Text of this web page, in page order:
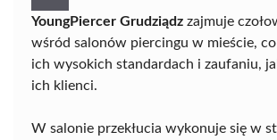
YoungPiercer Grudziądz zajmuje
wśród salonów piercingu w mieście,
ich wysokich standardach i zaufaniu,
ich klienci.
W salonie przekłucia wykonuje się w